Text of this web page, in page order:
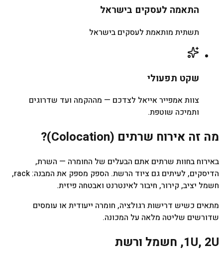
התאמה לעסקים בישראל
תשתית מותאמת לעסקים בישראל
שקט תפעולי
צוות אמפייר אייאל לצדכם — מההקמה ועד שדרוגים
ותמיכה שוטפת.
מה זה אירוח שרתים (Colocation)?
באירוח בחוות שרתים אתם הבעלים של החומרה — השרת,
הדיסקים, לעיתים גם ציוד הרשת. הספק מספק את המבנה: rack,
חשמל יציב, קירור, חיבור לאינטרנט ואבטחה פיזית.
מתאים כשיש דרישות רגולציה, חומרה ייעודית או עומסים
שדורשים שליטה מלאה על המכונה.
1U, 2U, חשמל ורשת